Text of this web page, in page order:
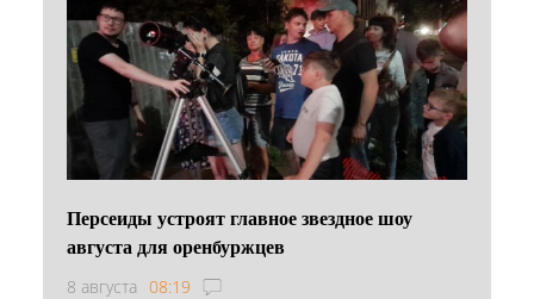
Персеиды устроят главное звездное шоу
августа для оренбуржцев
8 августа 08:19